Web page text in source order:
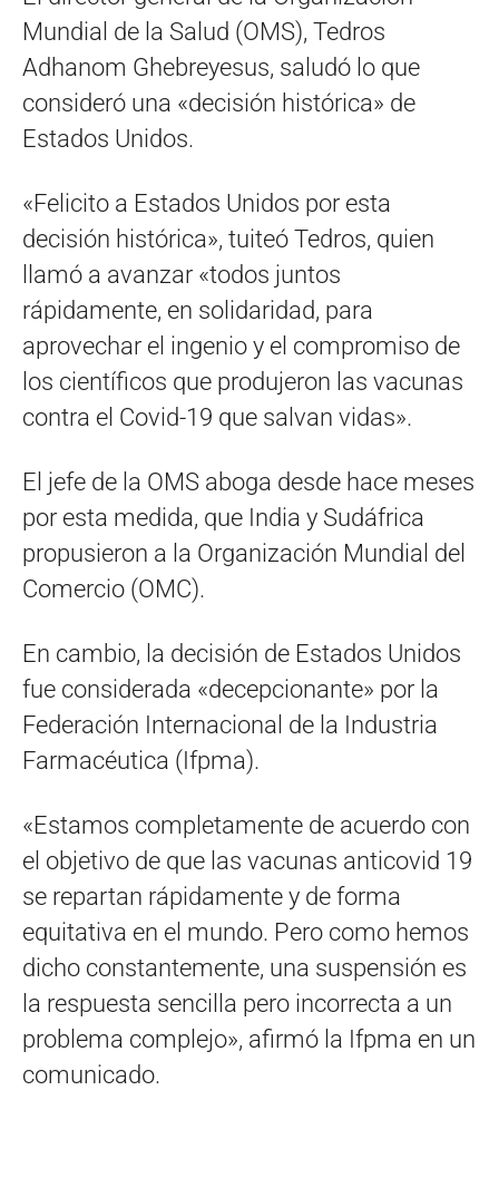
Mundial de la Salud (OMS), Tedros
Adhanom Ghebreyesus, saludó lo que
consideró una «decisión histórica» de
Estados Unidos.
«Felicito a Estados Unidos por esta
decisión histórica», tuiteó Tedros, quien
llamó a avanzar «todos juntos
rápidamente, en solidaridad, para
aprovechar el ingenio y el compromiso de
los científicos que produjeron las vacunas
contra el Covid-19 que salvan vidas».
El jefe de la OMS aboga desde hace meses
por esta medida, que India y Sudáfrica
propusieron a la Organización Mundial del
Comercio (OMC).
En cambio, la decisión de Estados Unidos
fue considerada «decepcionante» por la
Federación Internacional de la Industria
Farmacéutica (Ifpma).
«Estamos completamente de acuerdo con
el objetivo de que las vacunas anticovid 19
se repartan rápidamente y de forma
equitativa en el mundo. Pero como hemos
dicho constantemente, una suspensión es
la respuesta sencilla pero incorrecta a un
problema complejo», afirmó la Ifpma en un
comunicado.